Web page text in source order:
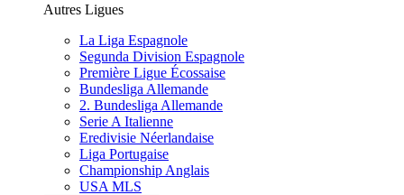
Autres Ligues
La Liga Espagnole
Segunda Division Espagnole
Première Ligue Écossaise
Bundesliga Allemande
2. Bundesliga Allemande
Serie A Italienne
Eredivisie Néerlandaise
Liga Portugaise
Championship Anglais
USA MLS